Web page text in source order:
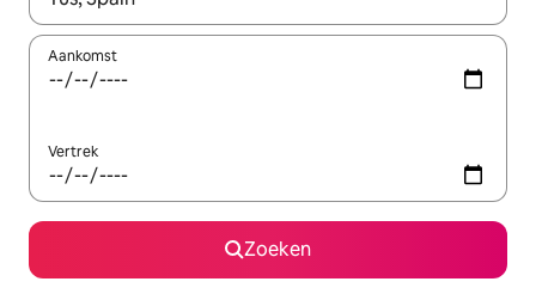
Aankomst
Vertrek
Zoeken